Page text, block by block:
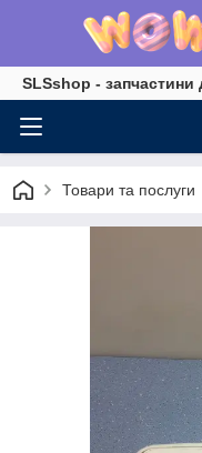
SLSshop - запчастини
Товари та послуги